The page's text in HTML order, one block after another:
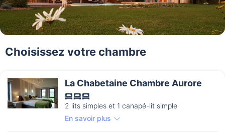
Choisissez votre chambre
La Chabetaine Chambre Aurore
2 lits simples et 1 canapé-lit simple
En savoir plus